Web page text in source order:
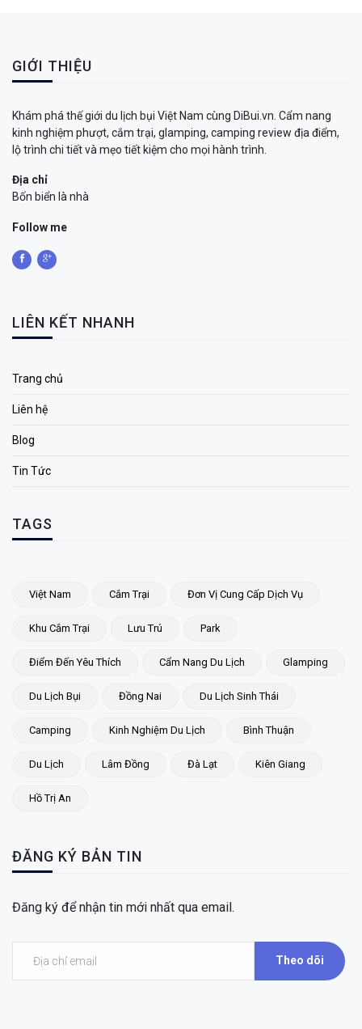
GIỚI THIỆU
Khám phá thế giới du lịch bụi Việt Nam cùng DiBui.vn. Cẩm nang
kinh nghiệm phượt, cắm trại, glamping, camping review địa điểm,
lộ trình chi tiết và mẹo tiết kiệm cho mọi hành trình.
Địa chỉ
Bốn biển là nhà
Follow me
LIÊN KẾT NHANH
Trang chủ
Liên hệ
Blog
Tin Tức
TAGS
Việt Nam Cắm Trại Đơn Vị Cung Cấp Dịch Vụ
Khu Cắm Trại Lưu Trú Park
Điểm Đến Yêu Thích Cẩm Nang Du Lịch Glamping
Du Lịch Bụi Đồng Nai Du Lịch Sinh Thái
Camping Kinh Nghiệm Du Lịch Bình Thuận
Du Lịch Lâm Đồng Đà Lạt Kiên Giang
Hồ Trị An
ĐĂNG KÝ BẢN TIN
Đăng ký để nhận tin mới nhất qua email.
Theo dõi